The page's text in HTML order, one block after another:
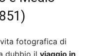
fotografica di